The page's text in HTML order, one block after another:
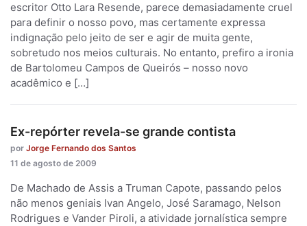
escritor Otto Lara Resende, parece demasiadamente cruel
para definir o nosso povo, mas certamente expressa
indignação pelo jeito de ser e agir de muita gente,
sobretudo nos meios culturais. No entanto, prefiro a ironia
de Bartolomeu Campos de Queirós – nosso novo
acadêmico e […]
Ex-repórter revela-se grande contista
por Jorge Fernando dos Santos
11 de agosto de 2009
De Machado de Assis a Truman Capote, passando pelos
não menos geniais Ivan Angelo, José Saramago, Nelson
Rodrigues e Vander Piroli, a atividade jornalística sempre